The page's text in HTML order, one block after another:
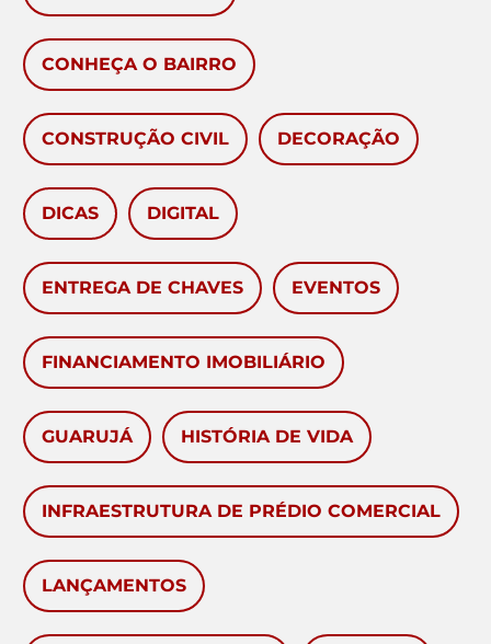
CONHEÇA O BAIRRO
CONSTRUÇÃO CIVIL DECORAÇÃO
DICAS DIGITAL
ENTREGA DE CHAVES EVENTOS
FINANCIAMENTO IMOBILIÁRIO
GUARUJÁ HISTÓRIA DE VIDA
INFRAESTRUTURA DE PRÉDIO COMERCIAL
LANÇAMENTOS